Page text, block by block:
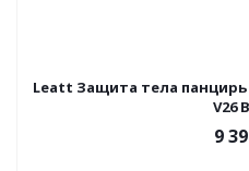
Leatt Защита тела панцирь
V26
9